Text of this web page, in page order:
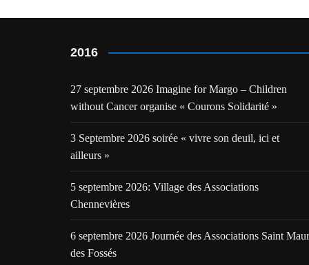
2016
27 septembre 2026 Imagine for Margo – Children
without Cancer organise « Courons Solidarité »
3 Septembre 2026 soirée « vivre son deuil, ici et
ailleurs »
5 septembre 2026: Village des Associations
Chennevières
6 septembre 2026 Journée des Associations Saint Maur
des Fossés